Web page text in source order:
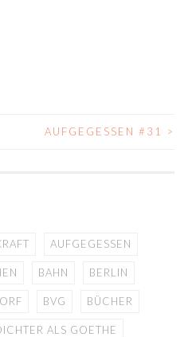
AUFGEGESSEN #31 >
AUFGEGESSEN
BAHN BERLIN
BVG BÜCHER
ALS GOETHE